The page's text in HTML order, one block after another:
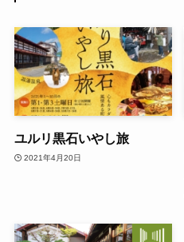
ユルリ黒石いやし旅
2021年4月20日